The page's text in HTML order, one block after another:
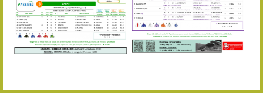
12/08 12:08 Abuztaren 12a / 12 de
15/08 17:05 Abuztuaren 15a / 15 de
30/08 17:30 Abuztuaren 30a / 30 de